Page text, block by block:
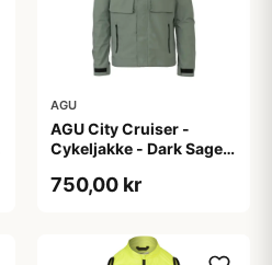
AGU
AGU City Cruiser -
Cykeljakke - Dark Sage -
750,00 kr